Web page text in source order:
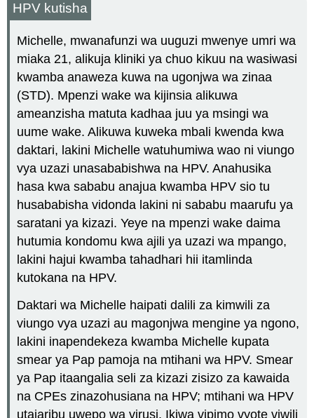
HPV kutisha
Michelle, mwanafunzi wa uuguzi mwenye umri wa
miaka 21, alikuja kliniki ya chuo kikuu na wasiwasi
kwamba anaweza kuwa na ugonjwa wa zinaa
(STD). Mpenzi wake wa kijinsia alikuwa
ameanzisha matuta kadhaa juu ya msingi wa
uume wake. Alikuwa kuweka mbali kwenda kwa
daktari, lakini Michelle watuhumiwa wao ni viungo
vya uzazi unasababishwa na HPV. Anahusika
hasa kwa sababu anajua kwamba HPV sio tu
husababisha vidonda lakini ni sababu maarufu ya
saratani ya kizazi. Yeye na mpenzi wake daima
hutumia kondomu kwa ajili ya uzazi wa mpango,
lakini hajui kwamba tahadhari hii itamlinda
kutokana na HPV.
Daktari wa Michelle haipati dalili za kimwili za
viungo vya uzazi au magonjwa mengine ya ngono,
lakini inapendekeza kwamba Michelle kupata
smear ya Pap pamoja na mtihani wa HPV. Smear
ya Pap itaangalia seli za kizazi zisizo za kawaida
na CPEs zinazohusiana na HPV; mtihani wa HPV
utajaribu uwepo wa virusi. Ikiwa vipimo vyote viwili